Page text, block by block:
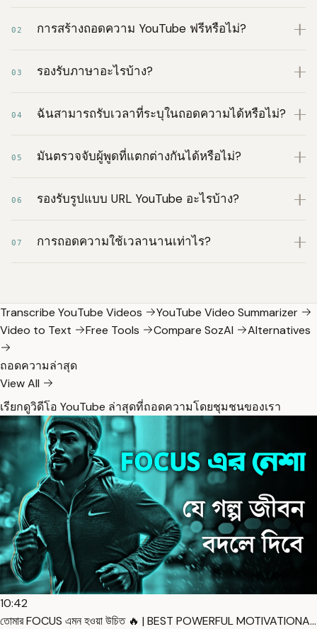
02 การสร้างถอดความ YouTube ฟรีหรือไม่?
03 รองรับภาษาอะไรบ้าง?
04 ฉันสามารถรับเวลาที่ระบุในถอดความได้หรือไม่?
05 มันตรวจจับผู้พูดที่แตกต่างกันได้หรือไม่?
06 รองรับรูปแบบ URL YouTube อะไรบ้าง?
07 การถอดความใช้เวลานานเท่าไร?
Transcribe YouTube Videos
YouTube Video Summarizer
Video to Text
Free Tools Compare SozAI Alternatives
ถอดความล่าสุด
View All
เรียกดูวิดีโอ YouTube ล่าสุดที่ถอดความโดยชุมชนของเรา
10:42
তোমার FOCUS এমন হওয়া উচিত 🔥 | BEST POWERFUL MOTIVATIONA…